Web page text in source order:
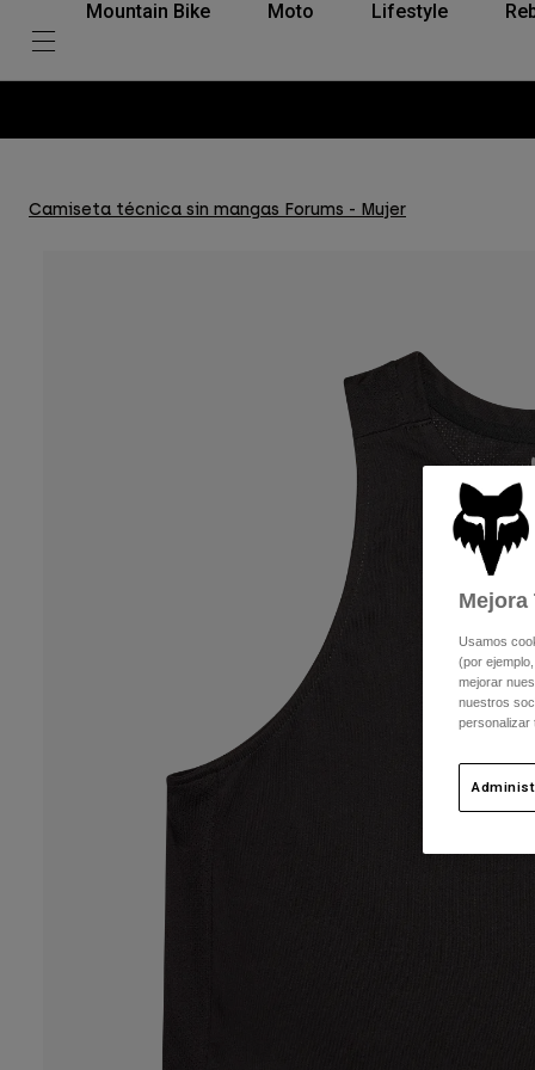
Mountain Bike Moto Lifestyle
Camiseta técnica sin mangas Forums - Mujer
Mejora
Usamos
(por
mejorar
nuestros
personalizar